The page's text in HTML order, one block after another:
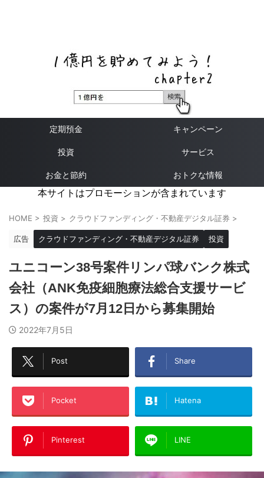
定期預金 キャンペーン
投資 サービス
お金と節約 おトクな情報
本サイトはプロモーションが含まれています
HOME > 投資 > クラウドファンディング・不動産デジタル証券 >
広告 クラウドファンディング・不動産デジタル証券 投資
ユニコーン38号案件リンパ球バンク株式
会社（ANK免疫細胞療法総合支援サービ
ス）の案件が7月12日から募集開始
2022年7月5日
Post Share
Pocket Hatena
Pinterest LINE